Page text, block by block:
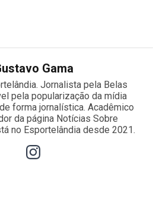
Gama
Jornalista pela Belas
pela popularização da mídia
forma jornalística. Acadêmico
da página Notícias Sobre
no Esportelândia desde 2021.